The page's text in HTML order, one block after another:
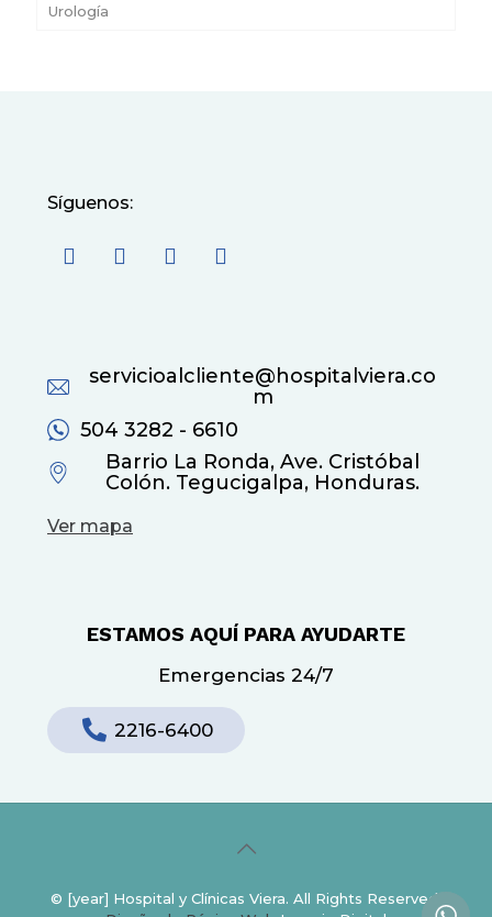
Urología
Síguenos:
servicioalcliente@hospitalviera.co
m
504 3282 - 6610
Barrio La Ronda, Ave. Cristóbal
Colón. Tegucigalpa, Honduras.
Ver mapa
ESTAMOS AQUÍ PARA AYUDARTE
Emergencias 24/7
2216-6400
© [year] Hospital y Clínicas Viera. All Rights Reserved.